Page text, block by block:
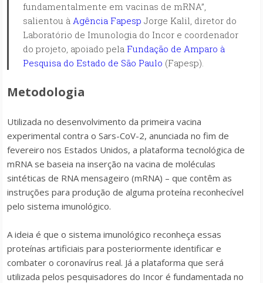
fundamentalmente em vacinas de mRNA”,
salientou à Agência Fapesp Jorge Kalil, diretor do
Laboratório de Imunologia do Incor e coordenador
do projeto, apoiado pela Fundação de Amparo à
Pesquisa do Estado de São Paulo (Fapesp).
Metodologia
Utilizada no desenvolvimento da primeira vacina
experimental contra o Sars-CoV-2, anunciada no fim de
fevereiro nos Estados Unidos, a plataforma tecnológica de
mRNA se baseia na inserção na vacina de moléculas
sintéticas de RNA mensageiro (mRNA) – que contêm as
instruções para produção de alguma proteína reconhecível
pelo sistema imunológico.
A ideia é que o sistema imunológico reconheça essas
proteínas artificiais para posteriormente identificar e
combater o coronavírus real. Já a plataforma que será
utilizada pelos pesquisadores do Incor é fundamentada no